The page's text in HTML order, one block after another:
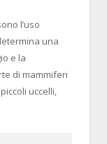
l’uso
una
e la
di mammiferi
uccelli,